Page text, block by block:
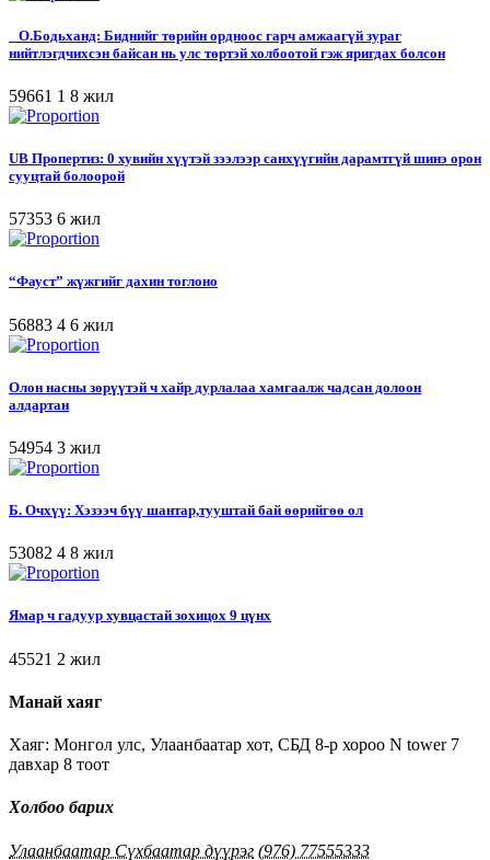
О.Бодьханд: Биднийг төрийн ордноос гарч амжаагүй зураг
нийтлэгдчихсэн байсан нь улс төртэй холбоотой гэж яригдах болсон
59661 1 8 жил
UB Пропертиз: 0 хувийн хүүтэй зээлээр санхүүгийн дарамтгүй шинэ орон
сууцтай болоорой
57353 6 жил
“Фауст” жүжгийг дахин тоглоно
56883 4 6 жил
Олон насны зөрүүтэй ч хайр дурлалаа хамгаалж чадсан долоон
алдартан
54954 3 жил
Б. Очхүү: Хэзээч бүү шантар,тууштай бай өөрийгөө ол
53082 4 8 жил
Ямар ч гадуур хувцастай зохицох 9 цүнх
45521 2 жил
Манай хаяг
Хаяг: Монгол улс, Улаанбаатар хот, СБД 8-р хороо N tower 7
давхар 8 тоот
Холбоо барих
Улаанбаатар Сүхбаатар дүүрэг (976) 77555333